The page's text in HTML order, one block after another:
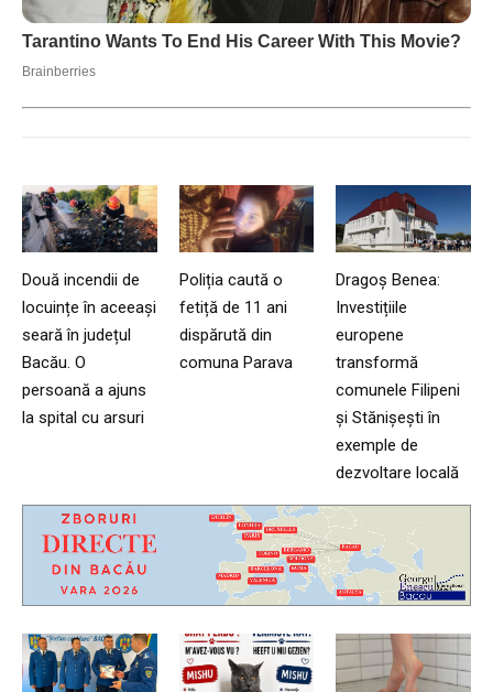
Două incendii de
locuințe în aceeași
seară în județul
Bacău. O
persoană a ajuns
la spital cu arsuri
Poliția caută o
fetiță de 11 ani
dispărută din
comuna Parava
Dragoș Benea:
Investițiile
europene
transformă
comunele Filipeni
și Stănișești în
exemple de
dezvoltare locală